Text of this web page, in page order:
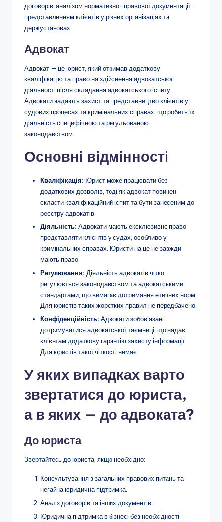
договорів, аналізом нормативно-правової документації,
представленням клієнтів у різних організаціях та
держустановах.
Адвокат
Адвокат — це юрист, який отримав додаткову
кваліфікацію та право на здійснення адвокатської
діяльності після складання адвокатського іспиту.
Адвокати надають захист та представництво клієнтів у
судових процесах та кримінальних справах, що робить їх
діяльність специфічною та регульованою
законодавством.
Основні відмінності
Кваліфікація: Юрист може працювати без
додаткових дозволів, тоді як адвокат повинен
скласти кваліфікаційний іспит та бути занесеним до
реєстру адвокатів.
Діяльність: Адвокати мають ексклюзивне право
представляти клієнтів у судах, особливо у
кримінальних справах. Юристи на це не завжди
мають право.
Регулювання: Діяльність адвокатів чітко
регулюється законодавством та адвокатськими
стандартами, що вимагає дотримання етичних норм.
Для юристів таких жорстких правил не передбачено.
Конфіденційність: Адвокати зобов’язані
дотримуватися адвокатської таємниці, що надає
клієнтам додаткову гарантію захисту інформації.
Для юристів такої чіткості немає.
У яких випадках варто
звертатися до юриста,
а в яких — до адвоката?
До юриста
Звертайтесь до юриста, якщо необхідно:
Консультування з загальних правових питань та
негайна юридична підтримка.
Аналіз договорів та інших документів.
Юридична підтримка в бізнесі без необхідності